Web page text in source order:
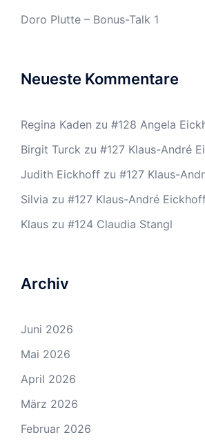
Doro Plutte – Bonus-Talk 1
Neueste Kommentare
Regina Kaden zu #128 Angela
Birgit Turck zu #127 Klaus-André
Judith Eickhoff zu #127 Klaus-
Silvia zu #127 Klaus-André
Klaus zu #124 Claudia Stangl
Archiv
Juni 2026
Mai 2026
April 2026
März 2026
Februar 2026